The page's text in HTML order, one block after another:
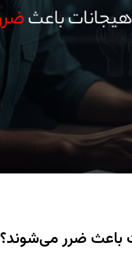
باعث ضرر می‌شوند؟